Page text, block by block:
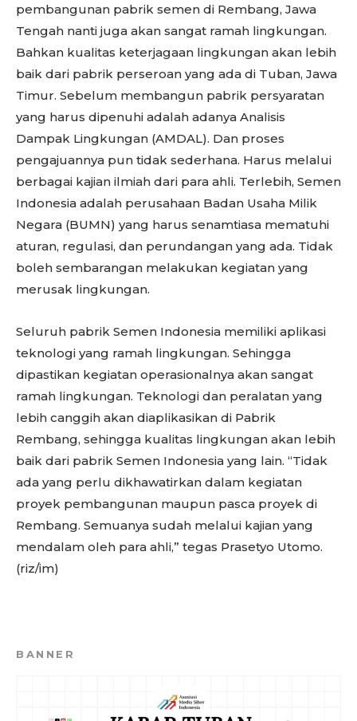
pembangunan pabrik semen di Rembang, Jawa
Tengah nanti juga akan sangat ramah lingkungan.
Bahkan kualitas keterjagaan lingkungan akan lebih
baik dari pabrik perseroan yang ada di Tuban, Jawa
Timur. Sebelum membangun pabrik persyaratan
yang harus dipenuhi adalah adanya Analisis
Dampak Lingkungan (AMDAL). Dan proses
pengajuannya pun tidak sederhana. Harus melalui
berbagai kajian ilmiah dari para ahli. Terlebih, Semen
Indonesia adalah perusahaan Badan Usaha Milik
Negara (BUMN) yang harus senamtiasa mematuhi
aturan, regulasi, dan perundangan yang ada. Tidak
boleh sembarangan melakukan kegiatan yang
merusak lingkungan.
Seluruh pabrik Semen Indonesia memiliki aplikasi
teknologi yang ramah lingkungan. Sehingga
dipastikan kegiatan operasionalnya akan sangat
ramah lingkungan. Teknologi dan peralatan yang
lebih canggih akan diaplikasikan di Pabrik
Rembang, sehingga kualitas lingkungan akan lebih
baik dari pabrik Semen Indonesia yang lain. “Tidak
ada yang perlu dikhawatirkan dalam kegiatan
proyek pembangunan maupun pasca proyek di
Rembang. Semuanya sudah melalui kajian yang
mendalam oleh para ahli,” tegas Prasetyo Utomo.
(riz/im)
BANNER